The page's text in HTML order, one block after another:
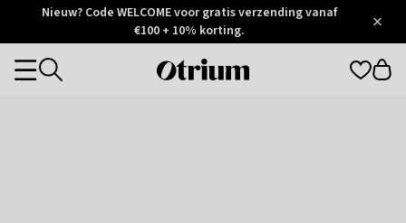
Otrium
Trustpilot
Nieuw? Code WELCOME voor gratis verzending vanaf
€100 + 10% korting.
Otrium
Categories